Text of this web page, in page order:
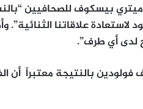
بيسكوف للصحافيين
علاقاتنا الثنائية”.
لدى أي طرف”.
بالنتيجة معتبراً أن